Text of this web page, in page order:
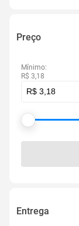
Preço
Mínimo:
R$ 3,18
Entrega